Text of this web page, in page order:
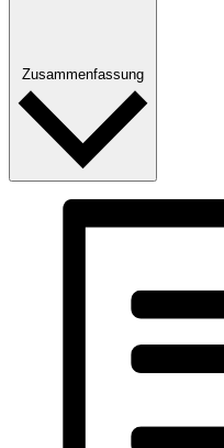
Zusammenfassung